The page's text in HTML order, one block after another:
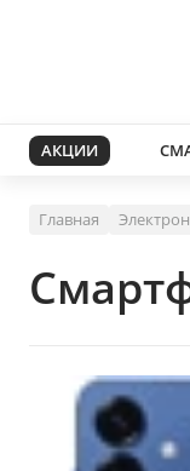
АКЦИИ
Главная